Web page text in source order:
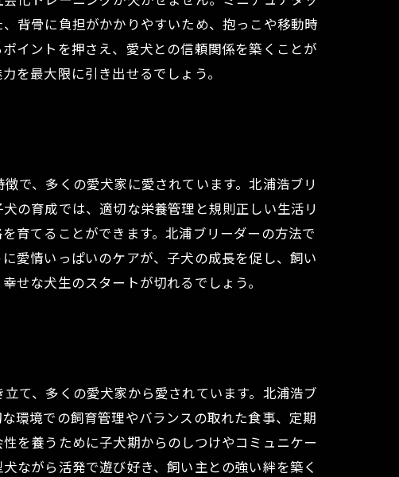
背骨に負担がかかりやすいため、抱っこや移動時
イントを押さえ、愛犬との信頼関係を築くことが
を最大限に引き出せるでしょう。
で、多くの愛犬家に愛されています。北浦浩ブリ
の育成では、適切な栄養管理と規則正しい生活リ
育てることができます。北浦ブリーダーの方法で
愛情いっぱいのケアが、子犬の成長を促し、飼い
せな犬生のスタートが切れるでしょう。
て、多くの愛犬家から愛されています。北浦浩ブ
環境での飼育管理やバランスの取れた食事、定期
を養うために子犬期からのしつけやコミュニケー
ながら活発で遊び好き、飼い主との強い絆を築く